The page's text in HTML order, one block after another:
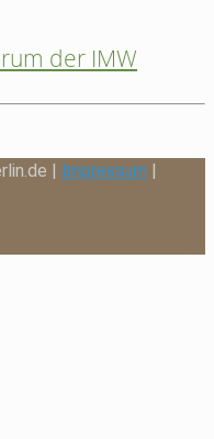
der IMW
| Impressum |